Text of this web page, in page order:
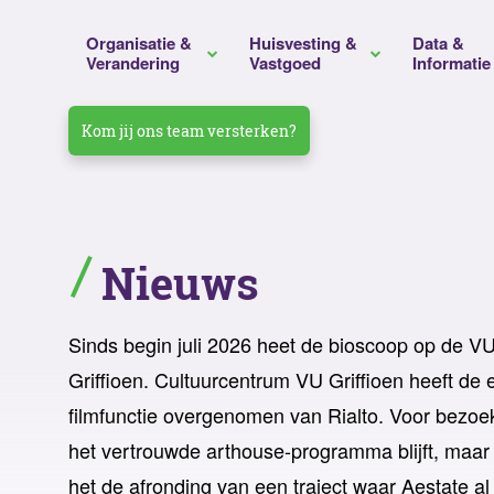
Organisatie &
Verandering
Strategievorming
Beleidsvorming
Organisatieontwikkeling
Procesoptimalisatie
Huisvesting &
Vastgoed
Bouwadvies
Duurzaamheidsadvies
Portefeuillemanagement
Assetmanagement
Huisvestingsmanagement
Data &
Informatie
informatiemanagement
Laat ons jouw vraagstuk ontrafelen
Gemeente Schagen
Regionale Ambulance
Kom jij ons team versterken?
Nieuws
Sinds begin juli 2026 heet de bioscoop op de
Griffioen. Cultuurcentrum VU Griffioen heeft de
filmfunctie overgenomen van Rialto. Voor
het vertrouwde arthouse-programma blijft,
het de afronding van een traject waar Aestate